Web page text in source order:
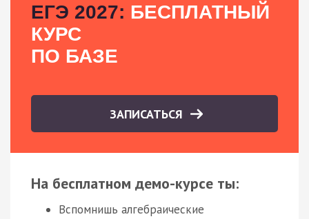
ЕГЭ 2027: БЕСПЛАТНЫЙ
КУРС
ПО БАЗЕ
ЗАПИСАТЬСЯ
На бесплатном демо-курсе ты:
Вспомнишь алгебраические